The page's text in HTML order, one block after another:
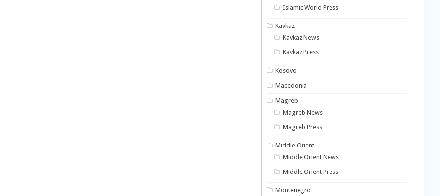
Islamic World Press
Kavkaz
Kavkaz News
Kavkaz Press
Kosovo
Macedonia
Magreb
Magreb News
Magreb Press
Middle Orient
Middle Orient News
Middle Orient Press
Montenegro